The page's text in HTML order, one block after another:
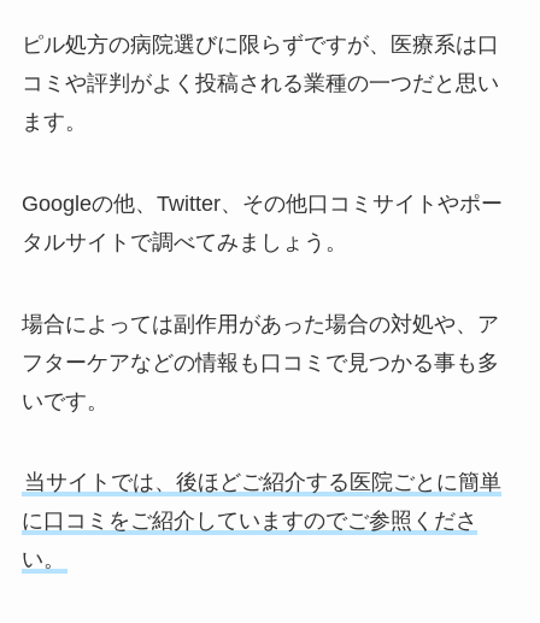
ピル処方の病院選びに限らずですが、医療系は口
コミや評判がよく投稿される業種の一つだと思い
ます。
Googleの他、Twitter、その他口コミサイトやポー
タルサイトで調べてみましょう。
場合によっては副作用があった場合の対処や、ア
フターケアなどの情報も口コミで見つかる事も多
いです。
当サイトでは、後ほどご紹介する医院ごとに簡単
に口コミをご紹介していますのでご参照くださ
い。